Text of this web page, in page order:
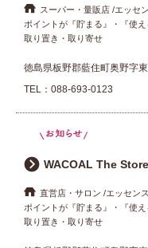
スーパー・量販店 エッセ
ポイントが『貯まる』・『使え
取り置き・取り寄せ
徳島県板野郡藍住町奥野字
TEL： 088-693-0123
WACOAL The
直営店・サロン
エッセン
ポイントが『貯まる』・『使え
取り置き・取り寄せ